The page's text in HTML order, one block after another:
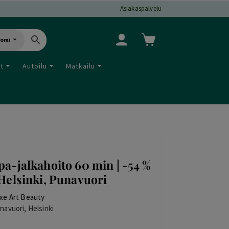
Asiakaspalvelu
Autoilu Matkailu
jalkahoito 60 min | -54 %
Punavuori
Art Beauty
Helsinki